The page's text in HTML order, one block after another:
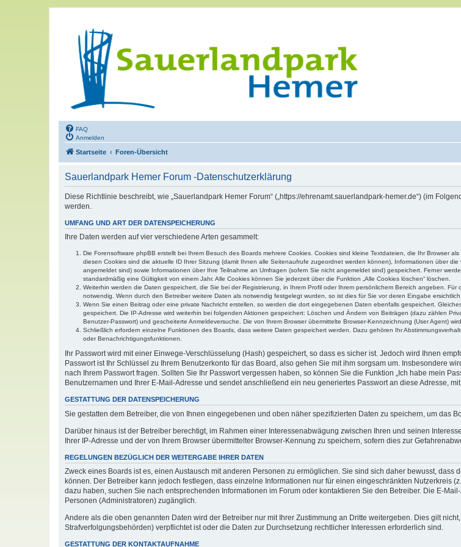
FAQ
Anmelden
Startseite Foren-Übersicht
Sauerlandpark Hemer Forum -Datenschutzerklärung
Diese Richtlinie beschreibt, wie „Sauerlandpark Hemer Forum“ („https://ehrenamt.sauerlandpark-hemer.de“) (im
werden.
UMFANG UND ART DER DATENSPEICHERUNG
Ihre Daten werden auf vier verschiedene Arten gesammelt:
Die Forensoftware phpBB erstellt bei Ihrem Besuch des Boards mehrere Cookies. Cookies sind kleine Textdateien, die Ihr Browser
diesen Cookies sind die aktuelle ID Ihrer Sitzung (damit Ihnen alle Seitenaufrufe zugeordnet werden können), Informationen über
angemeldet sind) sowie Informationen über Ihre Teilnahme an Umfragen (sofern Sie nicht angemeldet sind) gespeichert. Ferner
standardmäßig eine Gültigkeit von einem Jahr. Alle Cookies können Sie jederzeit über die Funktion „Alle Cookies löschen“ löschen.
Weiterhin werden die Daten gespeichert, die Sie bei der Registrierung, in Ihrem Profil oder Ihrem persönlichem Bereich angeben.
notwendig. Wenn durch den Betreiber weitere Daten als notwendig festgelegt wurden, so ist dies für Sie vor deren Eingabe ersichtlich.
Wenn Sie einen Beitrag oder eine private Nachricht erstellen, so werden die dort eingegebenen Daten ebenfalls gespeichert.
gespeichert. Die IP-Adresse wird weiterhin bei folgenden Aktionen gespeichert: Löschen und Ändern von Beiträgen (dazu zählen
Benutzer-Passwort) und gescheiterte Anmeldeversuche. Die von Ihrem Browser übermittelte Browser-Kennzeichnung (User Agent)
Schließlich erfordern einzelne Funktionen des Boards, dass weitere Daten gespeichert werden. Dazu gehören Ihr
oder Benachrichtigungsfunktionen.
Ihr Passwort wird mit einer Einwege-Verschlüsselung (Hash) gespeichert, so dass es sicher ist. Jedoch wird Ihnen
Passwort ist Ihr Schlüssel zu Ihrem Benutzerkonto für das Board, also gehen Sie mit ihm sorgsam um. Insbesondere
nach Ihrem Passwort fragen. Sollten Sie Ihr Passwort vergessen haben, so können Sie die Funktion „Ich habe mein
Benutzernamen und Ihrer E-Mail-Adresse und sendet anschließend ein neu generiertes Passwort an diese Adresse,
GESTATTUNG DER DATENSPEICHERUNG
Sie gestatten dem Betreiber, die von Ihnen eingegebenen und oben näher spezifizierten Daten zu speichern, um das
Darüber hinaus ist der Betreiber berechtigt, im Rahmen einer Interessenabwägung zwischen Ihren und seinen
Ihrer IP-Adresse und der von Ihrem Browser übermittelter Browser-Kennung zu speichern, sofern dies zur
REGELUNGEN BEZÜGLICH DER WEITERGABE IHRER DATEN
Zweck eines Boards ist es, einen Austausch mit anderen Personen zu ermöglichen. Sie sind sich daher bewusst,
können. Der Betreiber kann jedoch festlegen, dass einzelne Informationen nur für einen eingeschränkten Nutzerkreis
dazu haben, suchen Sie nach entsprechenden Informationen im Forum oder kontaktieren Sie den Betreiber. Die E-
Personen (Administratoren) zugänglich.
Andere als die oben genannten Daten wird der Betreiber nur mit Ihrer Zustimmung an Dritte weitergeben. Dies gilt
Strafverfolgungsbehörden) verpflichtet ist oder die Daten zur Durchsetzung rechtlicher Interessen erforderlich sind.
GESTATTUNG DER KONTAKTAUFNAHME